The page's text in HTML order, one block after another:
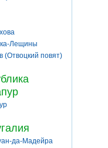
Лещины
(Отвоцкий повят)
да-Мадейра